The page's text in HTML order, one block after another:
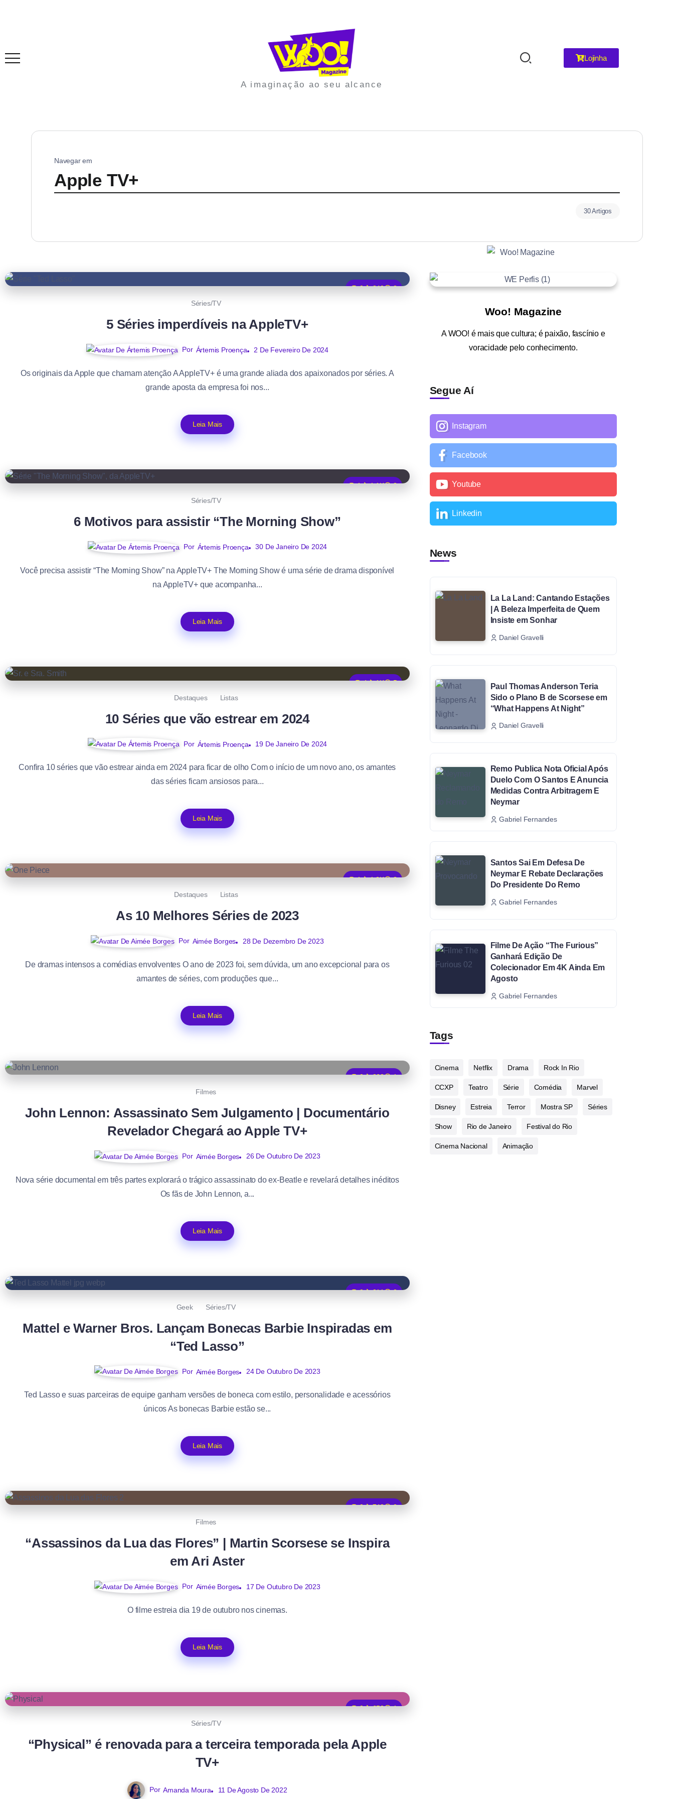
A imaginação ao seu alcance
Lojinha
Navegar em
Apple TV+
30 Artigos
0 840
3
Séries/TV
5 Séries imperdíveis na AppleTV+
Por Ártemis Proença 2 De Fevereiro De 2024
Os originais da Apple que chamam atenção A AppleTV+ é uma grande aliada dos apaixonados por séries. A
grande aposta da empresa foi nos...
Leia Mais
1 1.1K
3
Séries/TV
6 Motivos para assistir “The Morning Show”
Por Ártemis Proença 30 De Janeiro De 2024
Você precisa assistir “The Morning Show” na AppleTV+ The Morning Show é uma série de drama disponível
na AppleTV+ que acompanha...
Leia Mais
4 1K
5
Destaques
Listas
10 Séries que vão estrear em 2024
Por Ártemis Proença 19 De Janeiro De 2024
Confira 10 séries que vão estrear ainda em 2024 para ficar de olho Com o início de um novo ano, os amantes
das séries ficam ansiosos para...
Leia Mais
1 1.2K
3
Destaques
Listas
As 10 Melhores Séries de 2023
Por Aimée Borges 28 De Dezembro De 2023
De dramas intensos a comédias envolventes O ano de 2023 foi, sem dúvida, um ano excepcional para os
amantes de séries, com produções que...
Leia Mais
0 862
1
Filmes
John Lennon: Assassinato Sem Julgamento | Documentário
Revelador Chegará ao Apple TV+
Por Aimée Borges 26 De Outubro De 2023
Nova série documental em três partes explorará o trágico assassinato do ex-Beatle e revelará detalhes inéditos
Os fãs de John Lennon, a...
Leia Mais
0 811
2
Geek
Séries/TV
Mattel e Warner Bros. Lançam Bonecas Barbie Inspiradas em
“Ted Lasso”
Por Aimée Borges 24 De Outubro De 2023
Ted Lasso e suas parceiras de equipe ganham versões de boneca com estilo, personalidade e acessórios
únicos As bonecas Barbie estão se...
Leia Mais
0 748
2
Filmes
“Assassinos da Lua das Flores” | Martin Scorsese se Inspira
em Ari Aster
Por Aimée Borges 17 De Outubro De 2023
O filme estreia dia 19 de outubro nos cinemas.
Leia Mais
0 653
1
Séries/TV
“Physical” é renovada para a terceira temporada pela Apple
TV+
Por Amanda Moura 11 De Agosto De 2022
Woo! Magazine
AWOO! é mais que cultura; é paixão, fascínio e
voracidade pelo conhecimento.
Segue Aí
Instagram
Facebook
Youtube
Linkedin
News
La La Land: Cantando Estações
| A Beleza Imperfeita de Quem
Insiste em Sonhar
Daniel Gravelli
Paul Thomas Anderson Teria
Sido o Plano B de Scorsese em
“What Happens At Night”
Daniel Gravelli
Remo Publica Nota Oficial Após
Duelo Com O Santos E Anuncia
Medidas Contra Arbitragem E
Neymar
Gabriel Fernandes
Santos Sai Em Defesa De
Neymar E Rebate Declarações
Do Presidente Do Remo
Gabriel Fernandes
Filme De Ação “The Furious”
Ganhará Edição De
Colecionador Em 4K Ainda Em
Agosto
Gabriel Fernandes
Tags
Cinema Netflix Drama Rock In Rio
CCXP Teatro Série Comédia Marvel
Disney Estreia Terror Mostra SP Séries
Show Rio de Janeiro Festival do Rio
Cinema Nacional Animação